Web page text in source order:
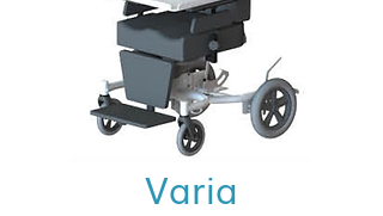
Varia